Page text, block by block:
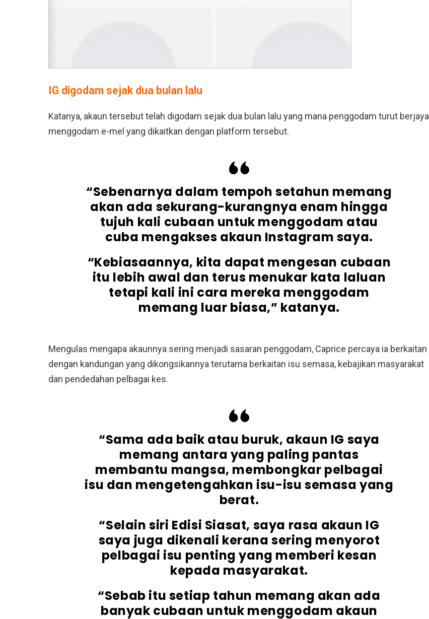
IG digodam sejak dua bulan lalu
Katanya, akaun tersebut telah digodam sejak dua bulan lalu yang mana penggodam turut berjaya
menggodam e-mel yang dikaitkan dengan platform tersebut.
“Sebenarnya dalam tempoh setahun memang
akan ada sekurang-kurangnya enam hingga
tujuh kali cubaan untuk menggodam atau
cuba mengakses akaun Instagram saya.
“Kebiasaannya, kita dapat mengesan cubaan
itu lebih awal dan terus menukar kata laluan
tetapi kali ini cara mereka menggodam
memang luar biasa,” katanya.
Mengulas mengapa akaunnya sering menjadi sasaran penggodam, Caprice percaya ia berkaitan
dengan kandungan yang dikongsikannya terutama berkaitan isu semasa, kebajikan masyarakat
dan pendedahan pelbagai kes.
“Sama ada baik atau buruk, akaun IG saya
memang antara yang paling pantas
membantu mangsa, membongkar pelbagai
isu dan mengetengahkan isu-isu semasa yang
berat.
“Selain siri Edisi Siasat, saya rasa akaun IG
saya juga dikenali kerana sering menyorot
pelbagai isu penting yang memberi kesan
kepada masyarakat.
“Sebab itu setiap tahun memang akan ada
banyak cubaan untuk menggodam akaun